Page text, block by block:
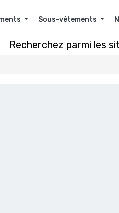
Sous-vêtements
Recherchez parmi les